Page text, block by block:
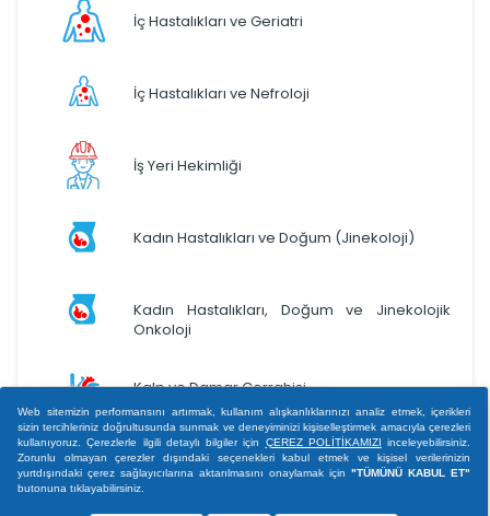
İç Hastalıkları ve Geriatri
İç Hastalıkları ve Nefroloji
İş Yeri Hekimliği
Kadın Hastalıkları ve Doğum (Jinekoloji)
Kadın Hastalıkları, Doğum ve Jinekolojik
Onkoloji
Kalp ve Damar Cerrahisi
Kardiyoloji
Web sitemizin performansını artırmak, kullanım alışkanlıklarınızı analiz etmek, içerikleri
sizin tercihleriniz doğrultusunda sunmak ve deneyiminizi kişiselleştirmek amacıyla çerezleri
kullanıyoruz. Çerezlerle ilgili detaylı bilgiler için ÇEREZ POLİTİKAMIZI inceleyebilirsiniz.
Zorunlu olmayan çerezler dışındaki seçenekleri kabul etmek ve kişisel verilerinizin
yurtdışındaki çerez sağlayıcılarına aktarılmasını onaylamak için "TÜMÜNÜ KABUL ET"
butonuna tıklayabilirsiniz.